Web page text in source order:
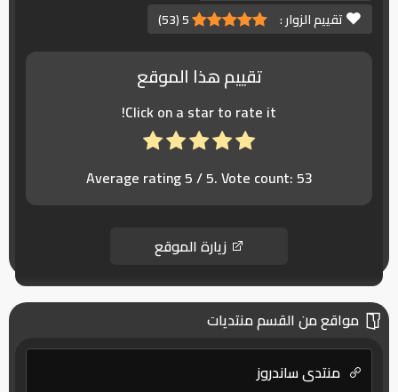
تقييم الزوار :
5
(
53
)
تقييم هذا الموقع
Click on a star to rate it!
Average rating5/ 5. Vote count:53
زيارة الموقع
مواقع من القسم منتديات
منتدى ساندروز